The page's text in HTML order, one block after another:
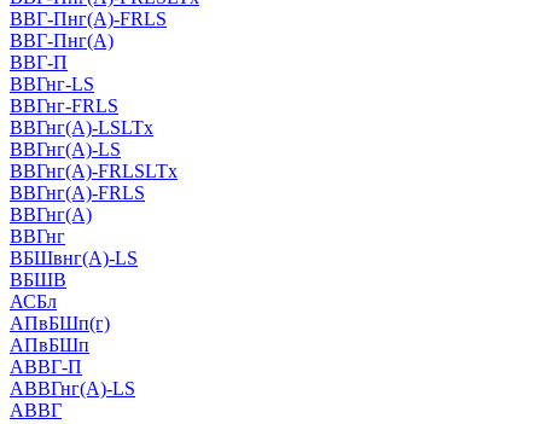
ВВГ-Пнг(А)-FRLS
ВВГ-Пнг(А)
ВВГ-П
ВВГнг-LS
ВВГнг-FRLS
ВВГнг(А)-LSLTx
ВВГнг(А)-LS
ВВГнг(А)-FRLSLTx
ВВГнг(А)-FRLS
ВВГнг(А)
ВВГнг
ВБШвнг(А)-LS
ВБШВ
АСБл
АПвБШп(г)
АПвБШп
АВВГ-П
АВВГнг(А)-LS
АВВГ